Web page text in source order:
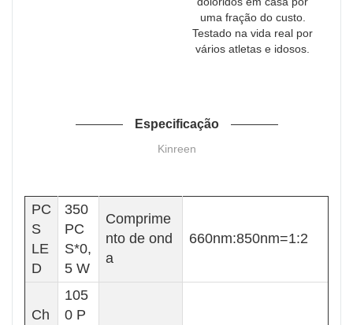
uma fração do custo.
Testado na vida real por
vários atletas e idosos.
Especificação
Kinreen
PC
S
LE
D
350
PC
S*0,
5 W
Comprime
nto de ond
a
660nm:850nm=1:2
Ch
105
0 P